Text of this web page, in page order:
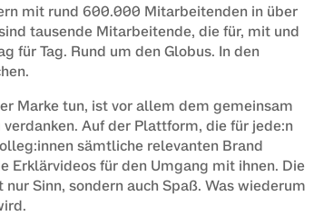
mit rund 600.000 Mitarbeitenden in über
tausende Mitarbeitende, die für, mit und
für Tag. Rund um den Globus. In den
Marke tun, ist vor allem dem gemeinsam
Auf der Plattform, die für jede:n
sämtliche relevanten Brand
Erklärvideos für den Umgang mit ihnen. Die
Sinn, sondern auch Spaß. Was wiederum